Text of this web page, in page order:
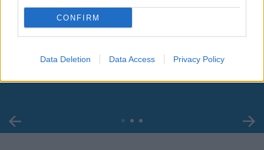
CONFIRM
Data Deletion Data Access Privacy Policy
00:00
Leonardo Maria Del Vecchio dall'ex compagna